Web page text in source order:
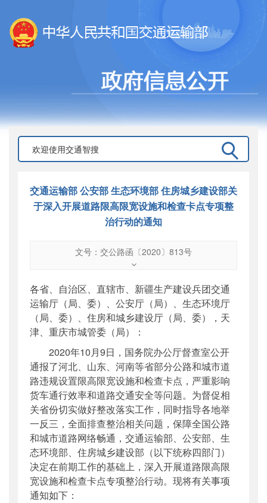
交通运输部 公安部 生态环境部 住房城乡建设部关
于深入开展道路限高限宽设施和检查卡点专项整
治行动的通知
文号：交公路函〔2020〕813号
交公路函〔2020〕813号
公开日期：2020年11月12日
主题词 ： 道路;限高限宽设施;检查卡点;专项整
治行动
机构分类： 公路局
主题分类：安全质量
公文类型 ：部函
各省、自治区、直辖市、新疆生产建设兵团交通
运输厅（局、委）、公安厅（局）、生态环境厅
（局、委）、住房和城乡建设厅（局、委），天
津、重庆市城管委（局）：
2020年10月9日，国务院办公厅督查室公开
通报了河北、山东、河南等省部分公路和城市道
路违规设置限高限宽设施和检查卡点，严重影响
货车通行效率和道路交通安全等问题。为督促相
关省份切实做好整改落实工作，同时指导各地举
一反三，全面排查整治相关问题，保障全国公路
和城市道路网络畅通，交通运输部、公安部、生
态环境部、住房城乡建设部（以下统称四部门）
决定在前期工作的基础上，深入开展道路限高限
宽设施和检查卡点专项整治行动。现将有关事项
通知如下：